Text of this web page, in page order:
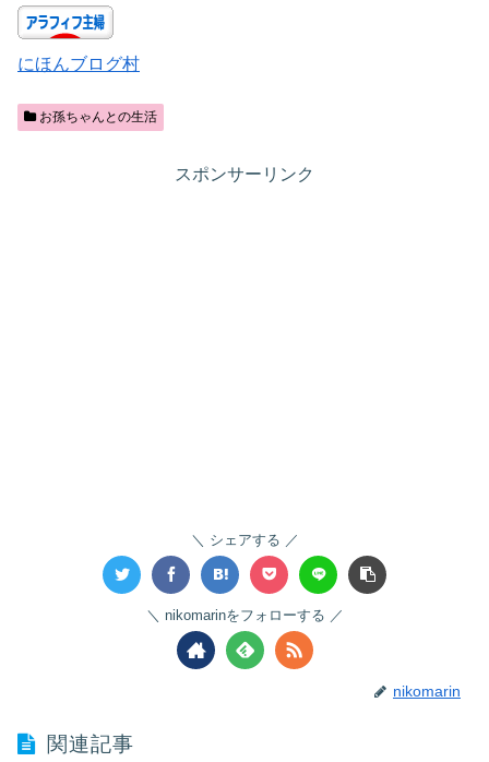
にほんブログ村
お孫ちゃんとの生活
スポンサーリンク
シェアする
nikomarinをフォローする
nikomarin
関連記事